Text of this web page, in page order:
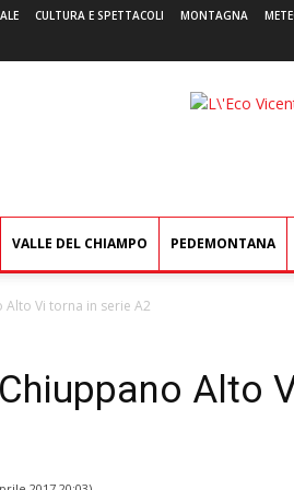
CULTURA E SPETTACOLI MONTAGNA
L'Eco
VALLE DEL CHIAMPO PEDEMONTANA
Alto Vi torna in serie A2
Alto